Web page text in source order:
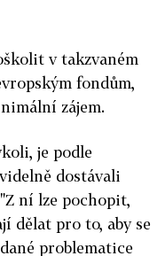
v takzvaném
fondům,
zájem.
je podle
dostávali
ní lze pochopit,
dělat pro to, aby se
problematice